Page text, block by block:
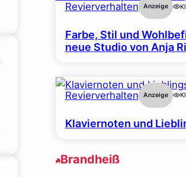
Revierverhalten Anzeige
Farbe, Stil und
neue Studio von Anja
Revierverhalten Anzeige
Klaviernoten und
Brandheiß